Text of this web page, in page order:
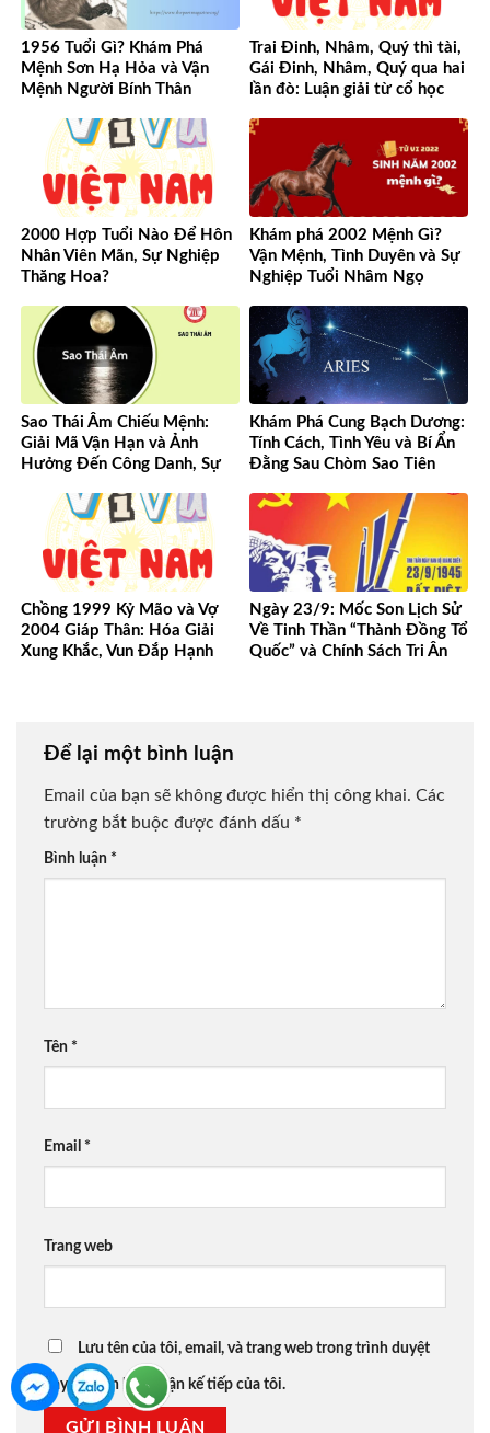
1956 Tuổi Gì? Khám Phá
Mệnh Sơn Hạ Hỏa và Vận
Mệnh Người Bính Thân
Trai Đinh, Nhâm, Quý thì tài,
Gái Đinh, Nhâm, Quý qua hai
lần đò: Luận giải từ cổ học
2000 Hợp Tuổi Nào Để Hôn
Nhân Viên Mãn, Sự Nghiệp
Thăng Hoa?
Khám phá 2002 Mệnh Gì?
Vận Mệnh, Tình Duyên và Sự
Nghiệp Tuổi Nhâm Ngọ
Sao Thái Âm Chiếu Mệnh:
Giải Mã Vận Hạn và Ảnh
Hưởng Đến Công Danh, Sự
Khám Phá Cung Bạch Dương:
Tính Cách, Tình Yêu và Bí Ẩn
Đằng Sau Chòm Sao Tiên
Chồng 1999 Kỷ Mão và Vợ
2004 Giáp Thân: Hóa Giải
Xung Khắc, Vun Đắp Hạnh
Ngày 23/9: Mốc Son Lịch Sử
Về Tinh Thần “Thành Đồng Tổ
Quốc” và Chính Sách Tri Ân
Để lại một bình luận
Email của bạn sẽ không được hiển thị công khai. Các
trường bắt buộc được đánh dấu *
Bình luận *
Tên *
Email *
Trang web
Lưu tên của tôi, email, và trang web trong trình duyệt
này cho lần bình luận kế tiếp của tôi.